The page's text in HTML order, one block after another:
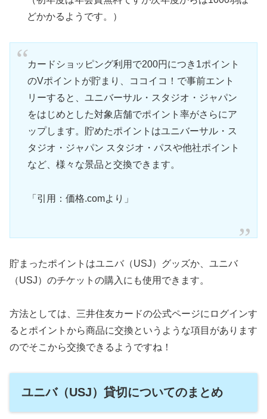
どかかるようです。）
カードショッピング利用で200円につき1ポイント
のVポイントが貯まり、ココイコ！で事前エント
リーすると、ユニバーサル・スタジオ・ジャパン
をはじめとした対象店舗でポイント率がさらにア
ップします。貯めたポイントはユニバーサル・ス
タジオ・ジャパン スタジオ・パスや他社ポイント
など、様々な景品と交換できます。
「引用：価格.comより」
貯まったポイントはユニバ（USJ）グッズか、ユニバ
（USJ）のチケットの購入にも使用できます。
方法としては、三井住友カードの公式ページにログインす
るとポイントから商品に交換というような項目があります
のでそこから交換できるようですね！
ユニバ（USJ）貸切についてのまとめ